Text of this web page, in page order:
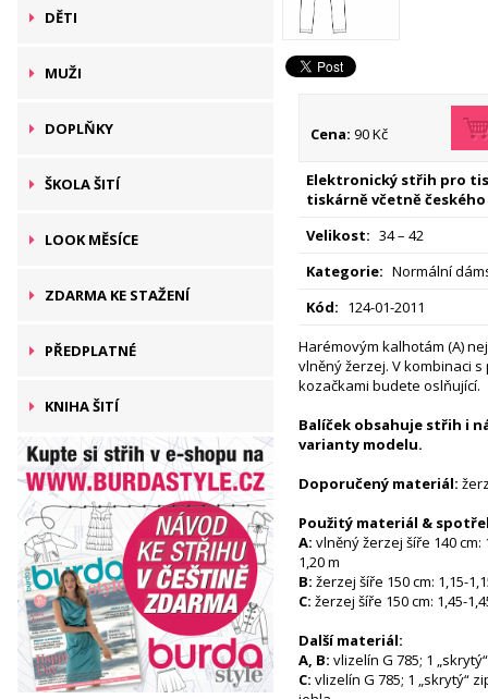
DĚTI
MUŽI
DOPLŇKY
ŠKOLA ŠITÍ
LOOK MĚSÍCE
ZDARMA KE STAŽENÍ
PŘEDPLATNÉ
KNIHA ŠITÍ
Cena: 90 Kč
Elektronický střih pro
tiskárně včetně českého
Velikost: 34 – 42
Kategorie: Normální
Kód: 124-01-2011
Harémovým kalhotám (A)
vlněný žerzej. V kombinaci
kozačkami budete oslňující.
Balíček obsahuje střih i
varianty modelu.
Doporučený materiál:
Použitý materiál &
A: vlněný žerzej šíře 140 cm:
1,20 m
B: žerzej šíře 150 cm: 1,15-
C: žerzej šíře 150 cm: 1,45-
Další materiál:
A, B: vlizelín G 785; 1
C: vlizelín G 785; 1 „skrytý“